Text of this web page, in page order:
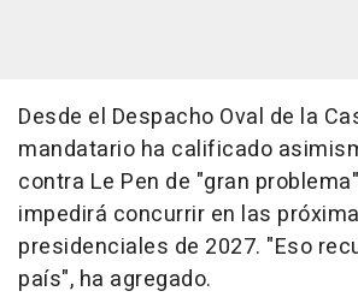
Desde el Despacho Oval de la
mandatario ha calificado
contra Le Pen de "gran
impedirá concurrir en las
presidenciales de 2027. "Eso
país", ha agregado.